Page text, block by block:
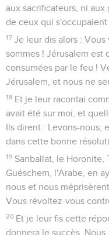
aux sacrificateurs, ni aux
de ceux qui s'occupaient
17 Je leur dis alors :
sommes ! Jérusalem est
consumées par le feu !
Jérusalem, et nous ne
18 Et je leur racontai
avait été sur moi, et
Ils dirent : Levons-nous,
dans cette bonne
19 Sanballat, le Horonite,
Guéschem, l'Arabe, en
nous et nous
Vous révoltez-vous
20 Et je leur fis cette
donnera le succès.